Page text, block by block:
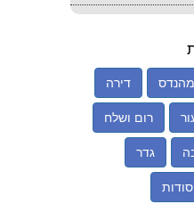
מהנדס דירה
רום ושלח
גדר